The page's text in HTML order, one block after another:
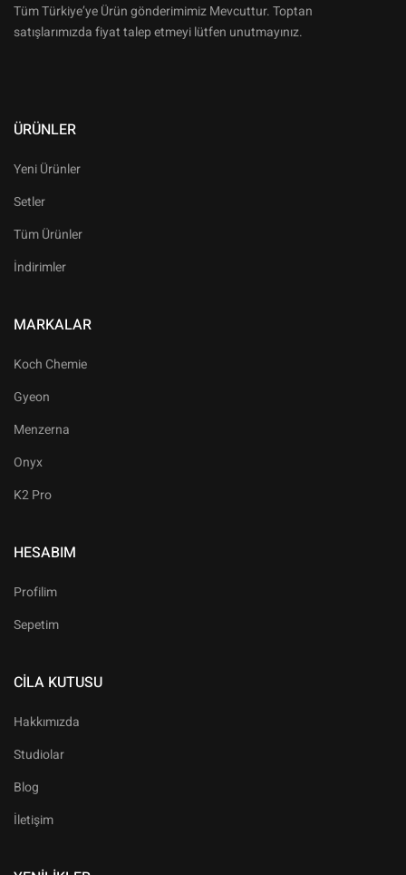
Tüm Türkiye’ye Ürün gönderimimiz Mevcuttur. Toptan
satışlarımızda fiyat talep etmeyi lütfen unutmayınız.
ÜRÜNLER
Yeni Ürünler
Setler
Tüm Ürünler
İndirimler
MARKALAR
Koch Chemie
Gyeon
Menzerna
Onyx
K2 Pro
HESABIM
Profilim
Sepetim
CILA KUTUSU
Hakkımızda
Studiolar
Blog
İletişim